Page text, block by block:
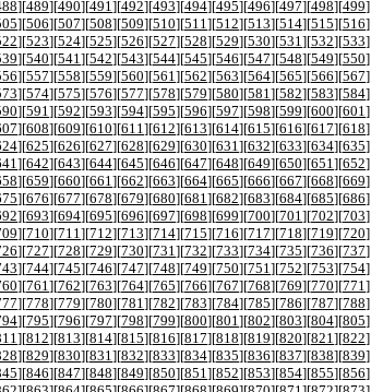
][489][490][491][492][493][494][495][496][497][498][499]
][506][507][508][509][510][511][512][513][514][515][516]
][523][524][525][526][527][528][529][530][531][532][533]
][540][541][542][543][544][545][546][547][548][549][550]
][557][558][559][560][561][562][563][564][565][566][567]
][574][575][576][577][578][579][580][581][582][583][584]
][591][592][593][594][595][596][597][598][599][600][601]
][608][609][610][611][612][613][614][615][616][617][618]
][625][626][627][628][629][630][631][632][633][634][635]
][642][643][644][645][646][647][648][649][650][651][652]
][659][660][661][662][663][664][665][666][667][668][669]
][676][677][678][679][680][681][682][683][684][685][686]
][693][694][695][696][697][698][699][700][701][702][703]
][710][711][712][713][714][715][716][717][718][719][720]
][727][728][729][730][731][732][733][734][735][736][737]
][744][745][746][747][748][749][750][751][752][753][754]
][761][762][763][764][765][766][767][768][769][770][771]
][778][779][780][781][782][783][784][785][786][787][788]
][795][796][797][798][799][800][801][802][803][804][805]
][812][813][814][815][816][817][818][819][820][821][822]
][829][830][831][832][833][834][835][836][837][838][839]
][846][847][848][849][850][851][852][853][854][855][856]